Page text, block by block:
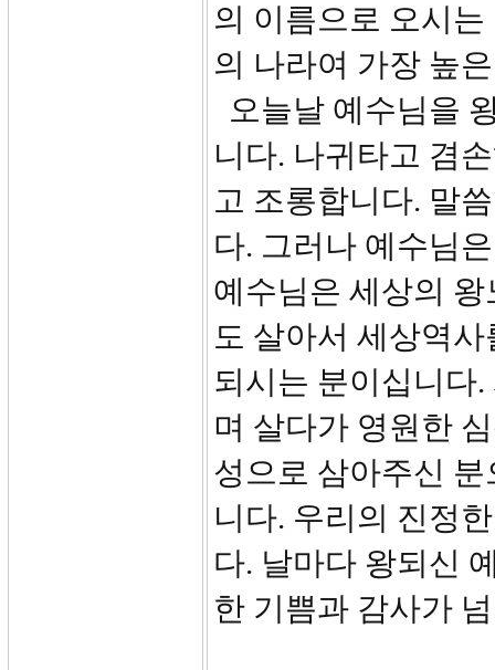
의 이름으로 오시
의 나라여 가장 높
오늘날 예수님을
니다. 나귀타고 겸
고 조롱합니다. 말
다. 그러나 예수님
예수님은 세상의
도 살아서 세상역
되시는 분이십니다
며 살다가 영원한
성으로 삼아주신
니다. 우리의 진정
다. 날마다 왕되신
한 기쁨과 감사가